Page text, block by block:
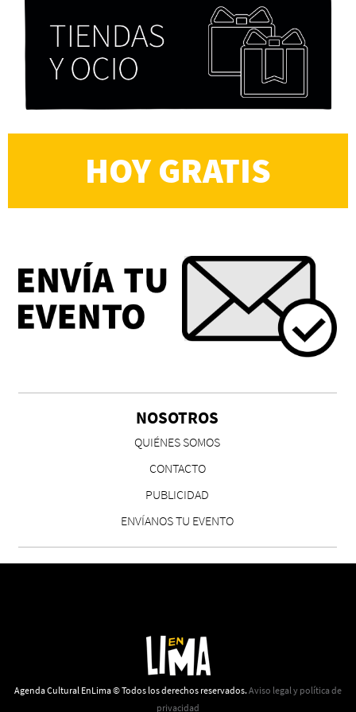
Cocaína Negra de Cristóbal Valenzuela Berríos
Paloma Pulisci
Paloma Pulisci
HOY GRATIS
NOSOTROS
QUIÉNES SOMOS
CONTACTO
PUBLICIDAD
ENVÍANOS TU EVENTO
Agenda Cultural EnLima © Todos los derechos reservados. Aviso legal y política de
privacidad